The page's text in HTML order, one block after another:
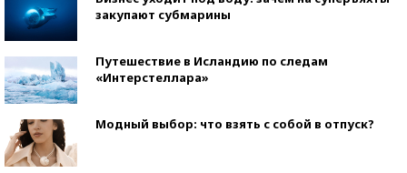
закупают субмарины
Путешествие в Исландию по следам
«Интерстеллара»
Модный выбор: что взять с собой в отпуск?